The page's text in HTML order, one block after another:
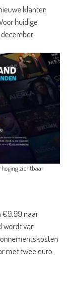
klanten
huidige
zichtbaar
€9,99 naar
wordt van
met twee euro.